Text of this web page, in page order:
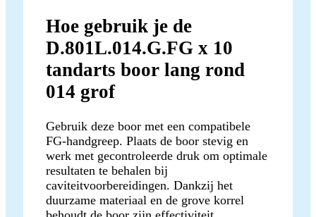
Hoe gebruik je de
D.801L.014.G.FG x 10
tandarts boor lang rond
014 grof
Gebruik deze boor met een compatibele
FG-handgreep. Plaats de boor stevig en
werk met gecontroleerde druk om optimale
resultaten te behalen bij
caviteitvoorbereidingen. Dankzij het
duurzame materiaal en de grove korrel